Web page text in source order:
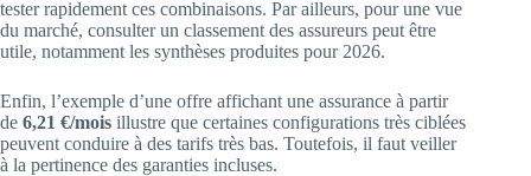
tester rapidement ces combinaisons. Par ailleurs, pour une vue
du marché, consulter un classement des assureurs peut être
utile, notamment les synthèses produites pour 2026.
Enfin, l’exemple d’une offre affichant une assurance à partir
de 6,21 €/mois illustre que certaines configurations très ciblées
peuvent conduire à des tarifs très bas. Toutefois, il faut veiller
à la pertinence des garanties incluses.